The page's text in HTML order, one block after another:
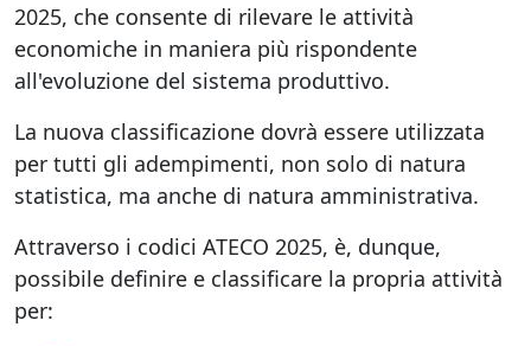
2025, che consente di rilevare le attività
economiche in maniera più rispondente
all'evoluzione del sistema produttivo.
La nuova classificazione dovrà essere utilizzata
per tutti gli adempimenti, non solo di natura
statistica, ma anche di natura amministrativa.
Attraverso i codici ATECO 2025, è, dunque,
possibile definire e classificare la propria attività
per: